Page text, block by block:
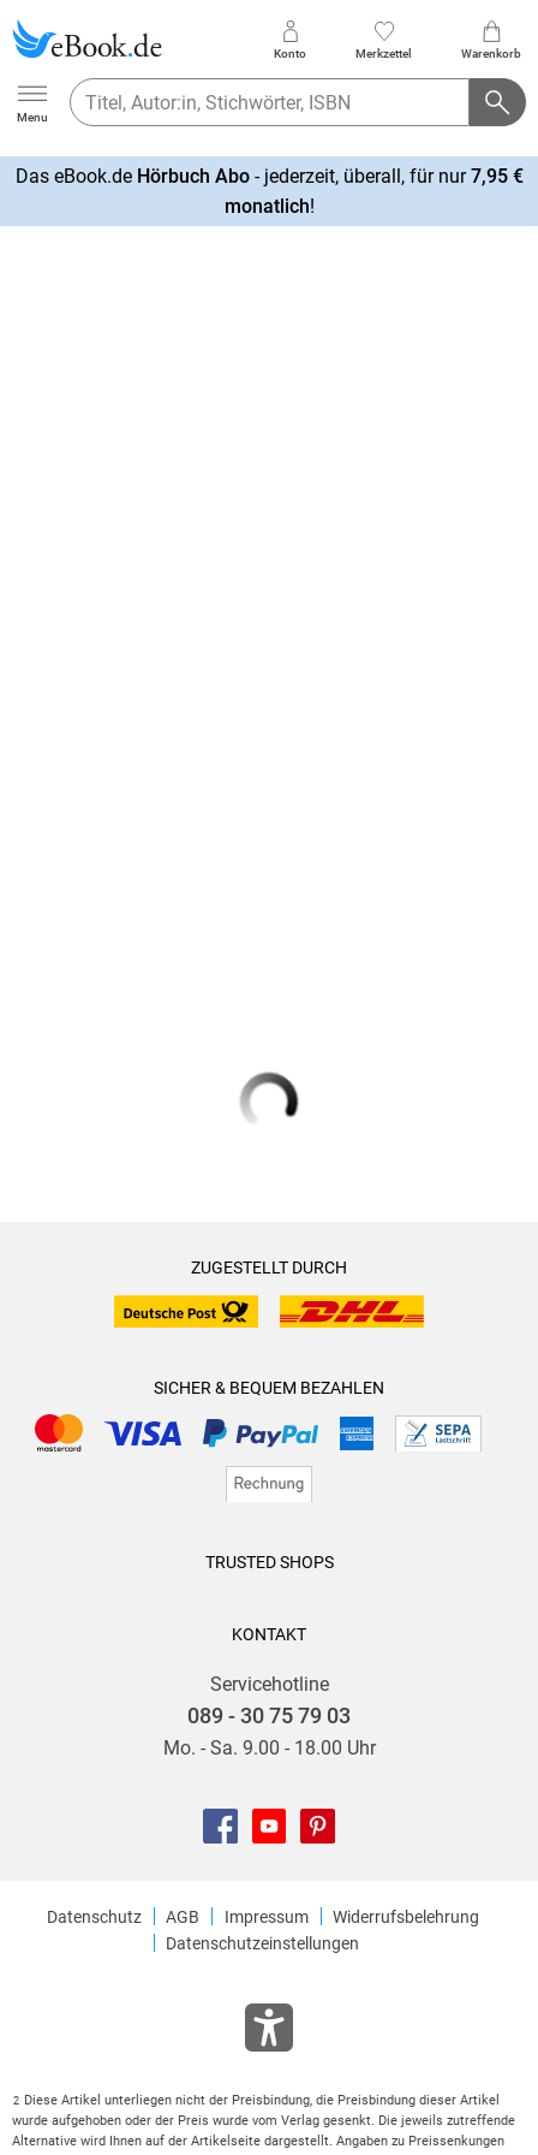
Ebook.de
Menu
Konto Merkzettel Warenkorb
Das eBook.de Hörbuch Abo- jederzeit, überall, für nur7,95 €
monatlich!
ZUGESTELLT DURCH
SICHER & BEQUEM BEZAHLEN
TRUSTED SHOPS
KONTAKT
Servicehotline
089 - 30 75 79 03
Mo. - Sa. 9.00 - 18.00 Uhr
Datenschutz AGB Impressum
Widerrufsbelehrung
Datenschutzeinstellungen
2 Diese Artikel unterliegen nicht der Preisbindung, die Preisbindung dieser Artikel
wurde aufgehoben oder der Preis wurde vom Verlag gesenkt. Die jeweils zutreffende
Alternative wird Ihnen auf der Artikelseite dargestellt. Angaben zu Preissenkungen